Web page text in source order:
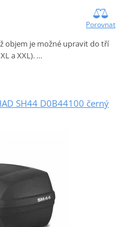
Porovnat
objem je možné upravit do tří
a XXL). …
SH44 D0B44100 černý